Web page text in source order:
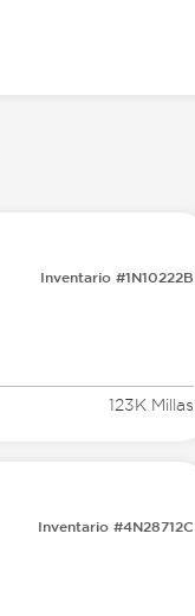
Inventario #1N10222B
123K Millas
Inventario #4N28712C